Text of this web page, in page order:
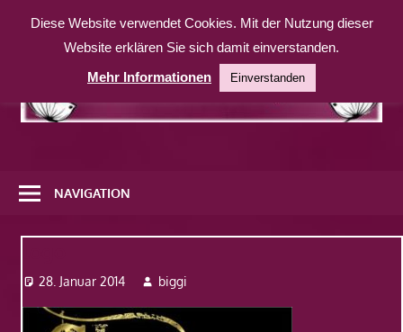
Inhalt
weitere
Website
NAVIGATION
28. Januar 2014 biggi
Diese Website verwendet Cookies. Mit der Nutzung dieser
Website erklären Sie sich damit einverstanden.
Mehr Informationen
Einverstanden